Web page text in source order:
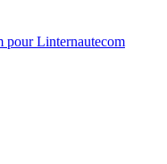
pour Linternautecom